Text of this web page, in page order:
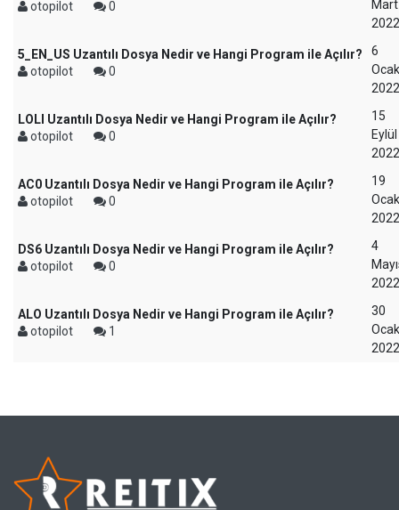
otopilot
0
Mart
2022
5_EN_US Uzantılı Dosya Nedir ve Hangi Program ile Açılır?
otopilot
0
6
Ocak
2022
LOLI Uzantılı Dosya Nedir ve Hangi Program ile Açılır?
otopilot
0
15
Eylül
2022
AC0 Uzantılı Dosya Nedir ve Hangi Program ile Açılır?
otopilot
0
19
Ocak
2022
DS6 Uzantılı Dosya Nedir ve Hangi Program ile Açılır?
otopilot
0
4
2022
ALO Uzantılı Dosya Nedir ve Hangi Program ile Açılır?
otopilot
1
30
Ocak
2022